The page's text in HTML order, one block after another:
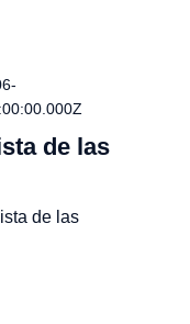
de las
de las